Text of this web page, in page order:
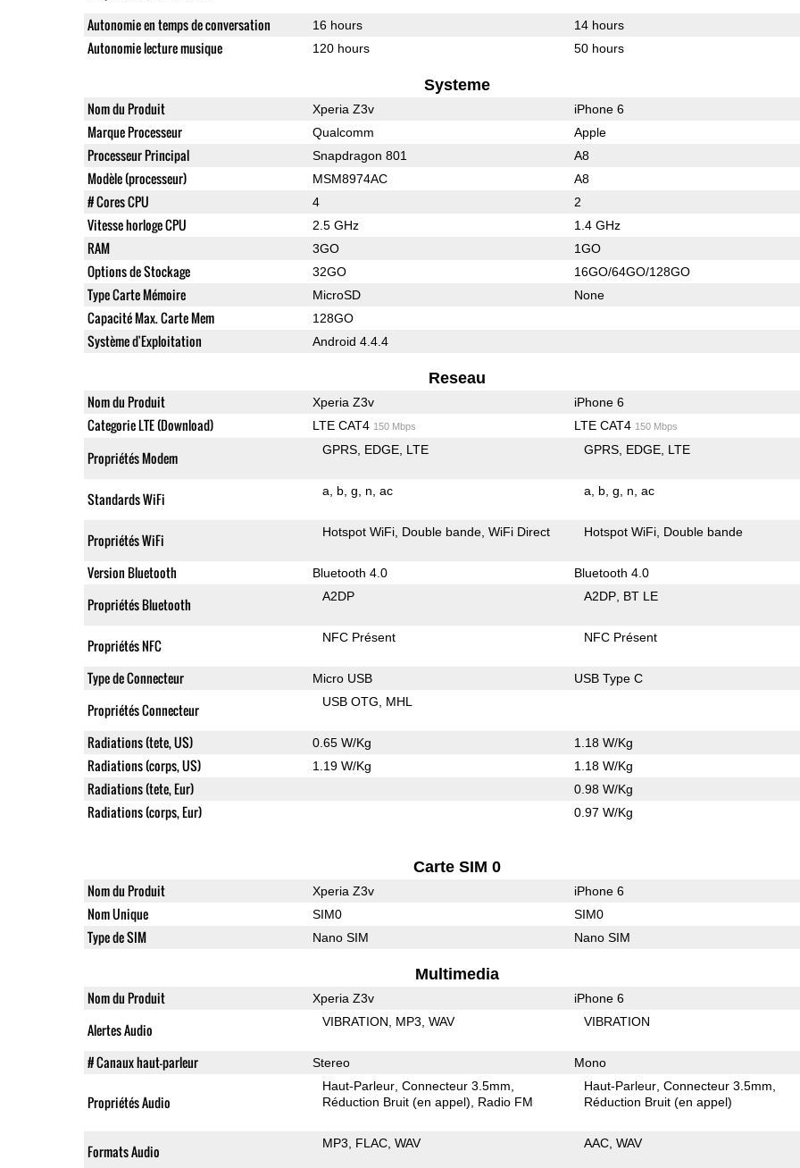
Autonomie en temps de conversation 16 hours 14 hours
Autonomie lecture musique 120 hours 50 hours
Systeme
Nom du Produit Xperia Z3v iPhone 6
Marque Processeur Qualcomm Apple
Processeur Principal Snapdragon 801 A8
Modèle (processeur) MSM8974AC A8
# Cores CPU 4 2
Vitesse horloge CPU 2.5 GHz 1.4 GHz
RAM 3GO 1GO
Options de Stockage 32GO 16GO/64GO/128GO
Type Carte Mémoire MicroSD None
Capacité Max. Carte Mem 128GO
Système d'Exploitation Android 4.4.4
Reseau
Nom du Produit Xperia Z3v iPhone 6
Categorie LTE (Download) LTE CAT4 150 Mbps LTE CAT4 150 Mbps
Propriétés Modem GPRS EDGE LTE GPRS EDGE LTE
Standards WiFi a b g n ac a b g n ac
Propriétés WiFi Hotspot WiFi Double bande WiFi Direct Hotspot WiFi Double bande
Version Bluetooth Bluetooth 4.0 Bluetooth 4.0
Propriétés Bluetooth A2DP A2DP BT LE
Propriétés NFC NFC Présent NFC Présent
Type de Connecteur Micro USB USB Type C
Propriétés Connecteur USB OTG MHL
Radiations (tete, US) 0.65 W/Kg 1.18 W/Kg
Radiations (corps, US) 1.19 W/Kg 1.18 W/Kg
Radiations (tete, Eur) 0.98 W/Kg
Radiations (corps, Eur) 0.97 W/Kg
Carte SIM 0
Nom du Produit Xperia Z3v iPhone 6
Nom Unique SIM0 SIM0
Type de SIM Nano SIM Nano SIM
Multimedia
Nom du Produit Xperia Z3v iPhone 6
Alertes Audio VIBRATION MP3 WAV VIBRATION
# Canaux haut-parleur Stereo Mono
Propriétés Audio
Haut-Parleur Connecteur 3.5mm
Réduction Bruit (en appel)
Radio FM
Haut-Parleur Connecteur 3.5mm
Réduction Bruit (en appel)
Formats Audio MP3 FLAC WAV AAC WAV